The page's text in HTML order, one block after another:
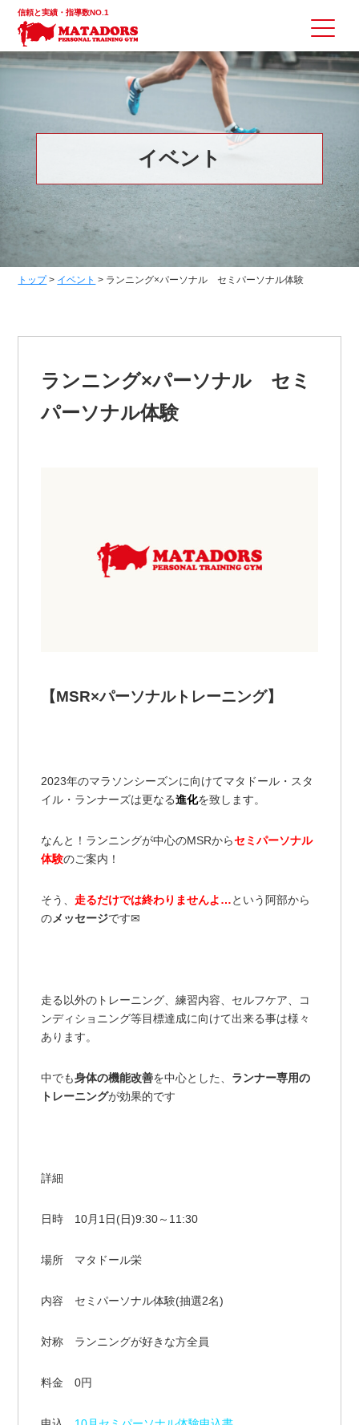
信頼と実績・指導数NO.1
イベント
トップ> イベント > ランニング×パーソナル セミパーソナル体験
ランニング×パーソナル セミ
パーソナル体験
【MSR×パーソナルトレーニング】
2023年のマラソンシーズンに向けてマタドール・スタ
イル・ランナーズは更なる進化を致します。
なんと！ランニングが中心のMSRからセミパーソナル
体験のご案内！
そう、 走るだけでは終わりませんよ…という阿部から
のメッセージです✉
走る以外のトレーニング、練習内容、セルフケア、コ
ンディショニング等目標達成に向けて出来る事は様々
あります。
中でも身体の機能改善を中心とした、 ランナー専用の
トレーニングが効果的です
詳細
日時 10月1日(日)9:30～11:30
場所 マタドール栄
内容 セミパーソナル体験(抽選2名)
対称 ランニングが好きな方全員
料金 0円